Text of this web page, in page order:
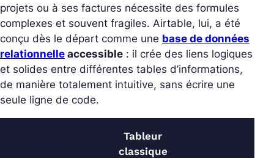
projets ou à ses factures nécessite des formules
complexes et souvent fragiles. Airtable, lui, a été
conçu dès le départ comme une base de données
relationnelle accessible : il crée des liens logiques
et solides entre différentes tables d’informations,
de manière totalement intuitive, sans écrire une
seule ligne de code.
Tableur
classique